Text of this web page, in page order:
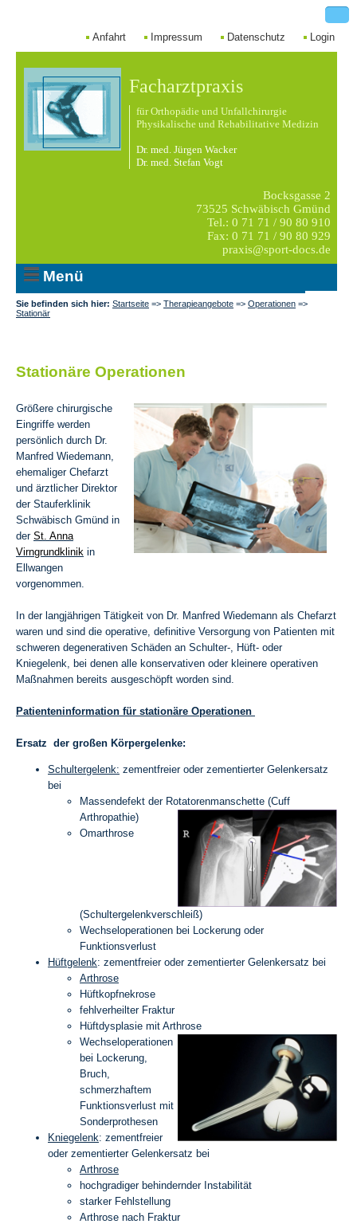
Anfahrt Impressum Datenschutz Login
Facharztpraxis
für Orthopädie und Unfallchirurgie
Physikalische und Rehabilitative Medizin
Dr. med. Jürgen Wacker
Dr. med. Stefan Vogt
Bocksgasse 2
73525 Schwäbisch Gmünd
Tel.: 0 71 71 / 90 80 910
Fax: 0 71 71 / 90 80 929
praxis@sport-docs.de
Menü
Sie befinden sich hier: Startseite => Therapieangebote => Operationen =>
Stationär
Stationäre Operationen
Größere chirurgische
Eingriffe werden
persönlich durch Dr.
Manfred Wiedemann,
ehemaliger Chefarzt
und ärztlicher Direktor
der Stauferklinik
Schwäbisch Gmünd in
der St. Anna
Virngrundklinik in
Ellwangen
vorgenommen.
In der langjährigen Tätigkeit von Dr. Manfred Wiedemann als Chefarzt
waren und sind die operative, definitive Versorgung von Patienten mit
schweren degenerativen Schäden an Schulter-, Hüft- oder
Kniegelenk, bei denen alle konservativen oder kleinere operativen
Maßnahmen bereits ausgeschöpft worden sind.
Patienteninformation für stationäre Operationen
Ersatz der großen Körpergelenke:
Schultergelenk: zementfreier oder zementierter Gelenkersatz
bei
Massendefekt der Rotatorenmanschette (Cuff
Arthropathie)
Omarthrose
(Schultergelenkverschleiß)
Wechseloperationen bei Lockerung oder
Funktionsverlust
Hüftgelenk: zementfreier oder zementierter Gelenkersatz bei
Arthrose
Hüftkopfnekrose
fehlverheilter Fraktur
Hüftdysplasie mit Arthrose
Wechseloperationen
bei Lockerung,
Bruch,
schmerzhaftem
Funktionsverlust mit
Sonderprothesen
Kniegelenk: zementfreier
oder zementierter Gelenkersatz bei
Arthrose
hochgradiger behindernder Instabilität
starker Fehlstellung
Arthrose nach Fraktur